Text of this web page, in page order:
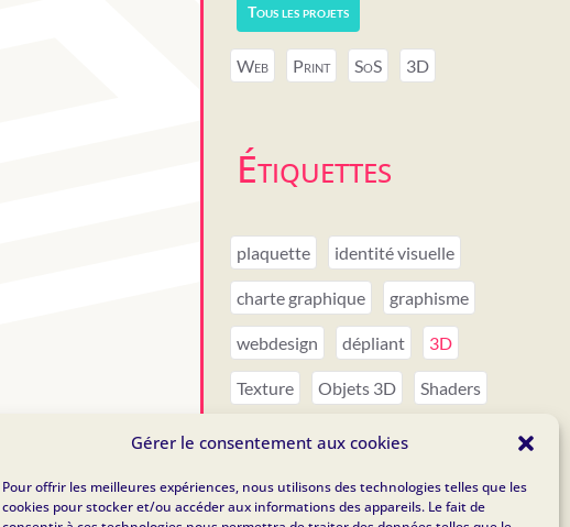
Gérer le consentement aux cookies
Pour offrir les meilleures expériences, nous utilisons des technologies telles que les
cookies pour stocker et/ou accéder aux informations des appareils. Le fait de
Tous les projets
Web Print SoS 3D
Étiquettes
plaquette identité visuelle
charte graphique graphisme
webdesign dépliant 3D
Texture Objets 3D Shaders
Espace membre
restauration site web site piraté